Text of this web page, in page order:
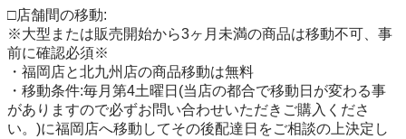
□店舗間の移動:
※大型または販売開始から3ヶ月未満の商品は移動不可、事
前に確認必須※
・福岡店と北九州店の商品移動は無料
・移動条件:毎月第4土曜日(当店の都合で移動日が変わる事
がありますので必ずお問い合わせいただきご購入くださ
い。)に福岡店へ移動してその後配達日をご相談の上決定し